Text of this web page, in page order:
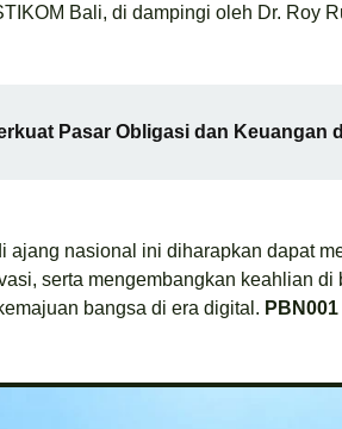
Bali, di dampingi oleh Dr. Roy
Pasar Obligasi dan Keuangan
ajang nasional ini diharapkan dapat
serta mengembangkan keahlian
bangsa di era digital. PBN001